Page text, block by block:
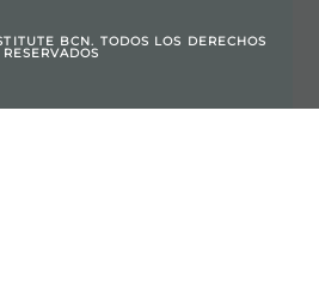
BCN. TODOS LOS DERECHOS
RESERVADOS